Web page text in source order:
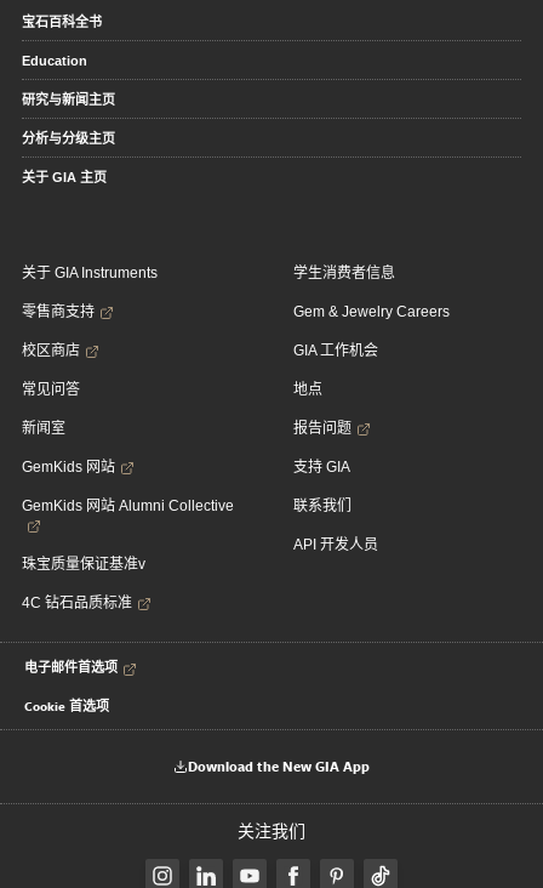
宝石百科全书
Education
研究与新闻主页
分析与分级主页
关于 GIA 主页
关于 GIA Instruments
零售商支持
校区商店
常见问答
新闻室
GemKids 网站
GemKids 网站 Alumni Collective
珠宝质量保证基准v
4C 钻石品质标准
学生消费者信息
Gem & Jewelry Careers
GIA 工作机会
地点
报告问题
支持 GIA
联系我们
API 开发人员
电子邮件首选项
Cookie 首选项
Download the New GIA App
关注我们